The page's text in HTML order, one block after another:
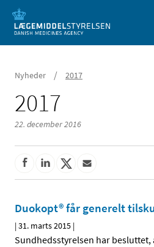
Mobil visning
Nyheder / 2017
2017
22. december 2016
Duokopt® får generelt
|31. marts 2015 |
Sundhedsstyrelsen har